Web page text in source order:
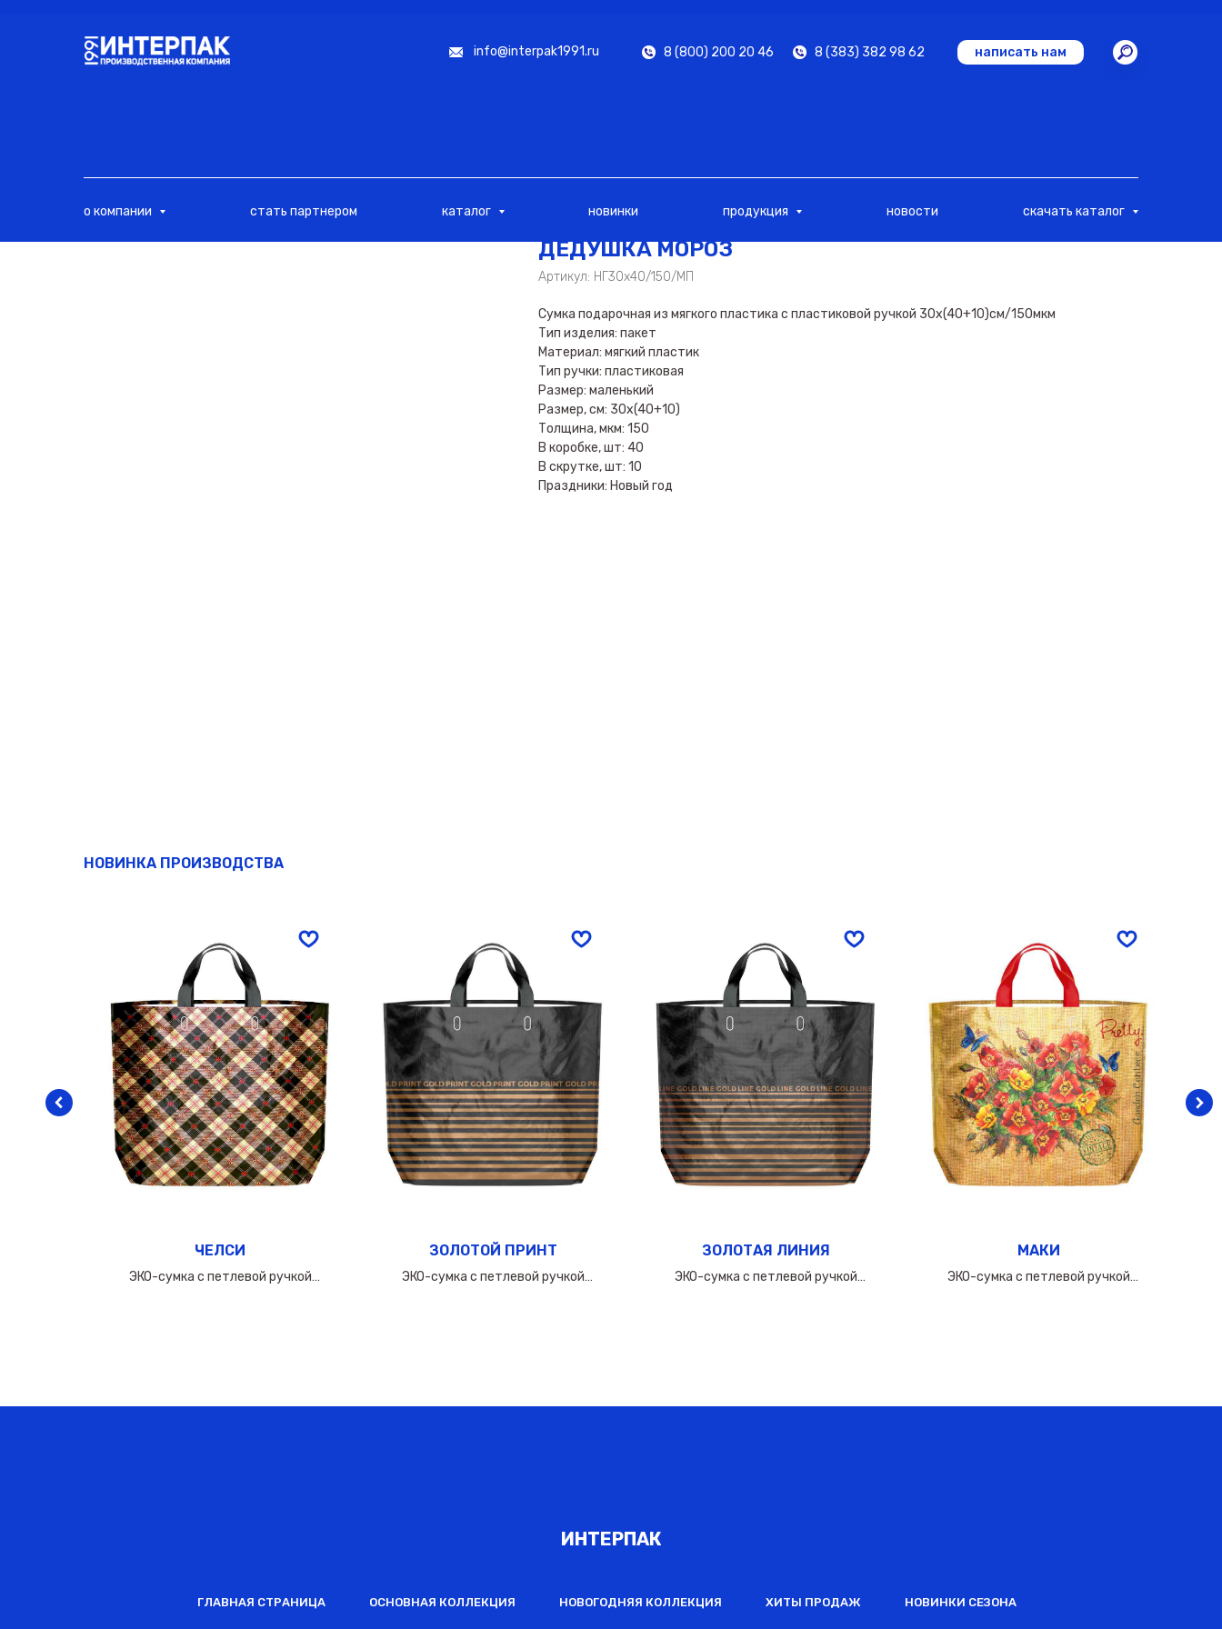
написать нам
info@interpak1991.ru 8 (800) 200 20 46 8 (383) 382 98 62
о компании стать партнером каталог новинки продукция новости скачать каталог
ДЕДУШКА МОРОЗ
Артикул: НГ30х40/150/МП
Сумка подарочная из мягкого пластика с пластиковой ручкой 30х(40+10)см/150мкм
Тип изделия: пакет
Материал: мягкий пластик
Тип ручки: пластиковая
Размер: маленький
Размер, см: 30х(40+10)
Толщина, мкм: 150
В коробке, шт: 40
В скрутке, шт: 10
Праздники: Новый год
НОВИНКА ПРОИЗВОДСТВА
ЧЕЛСИ
ЭКО-сумка с петлевой ручкой
ЗОЛОТОЙ ПРИНТ
ЭКО-сумка с петлевой ручкой
ЗОЛОТАЯ ЛИНИЯ
ЭКО-сумка с петлевой ручкой
МАКИ
ЭКО-сумка с петлевой ручкой
ИНТЕРПАК
ГЛАВНАЯ СТРАНИЦА ОСНОВНАЯ КОЛЛЕКЦИЯ НОВОГОДНЯЯ КОЛЛЕКЦИЯ ХИТЫ ПРОДАЖ НОВИНКИ СЕЗОНА